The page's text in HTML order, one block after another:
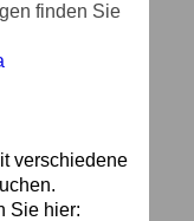
finden Sie
verschiedene
Sie hier: